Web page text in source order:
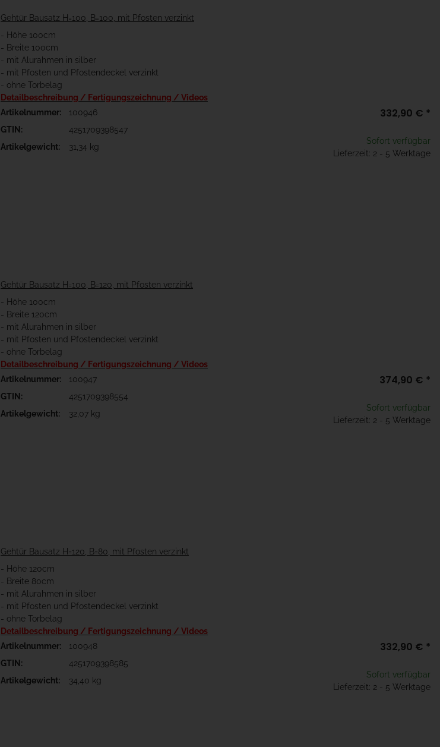
Gehtür Bausatz H=100, B=100, mit Pfosten verzinkt
- Höhe 100cm
- Breite 100cm
- mit Alurahmen in silber
- mit Pfosten und Pfostendeckel verzinkt
- ohne Torbelag
Detailbeschreibung / Fertigungszeichnung / Videos
Artikelnummer:
100946
GTIN:
4251709398547
Artikelgewicht:
31,34 kg
332,90 € *
Sofort verfügbar
Lieferzeit: 2 - 5 Werktage
Gehtür Bausatz H=100, B=120, mit Pfosten verzinkt
- Höhe 100cm
- Breite 120cm
- mit Alurahmen in silber
- mit Pfosten und Pfostendeckel verzinkt
- ohne Torbelag
Detailbeschreibung / Fertigungszeichnung / Videos
Artikelnummer:
100947
GTIN:
4251709398554
Artikelgewicht:
32,07 kg
374,90 € *
Sofort verfügbar
Lieferzeit: 2 - 5 Werktage
Gehtür Bausatz H=120, B=80, mit Pfosten verzinkt
- Höhe 120cm
- Breite 80cm
- mit Alurahmen in silber
- mit Pfosten und Pfostendeckel verzinkt
- ohne Torbelag
Detailbeschreibung / Fertigungszeichnung / Videos
Artikelnummer:
100948
GTIN:
4251709398585
Artikelgewicht:
34,40 kg
332,90 € *
Sofort verfügbar
Lieferzeit: 2 - 5 Werktage